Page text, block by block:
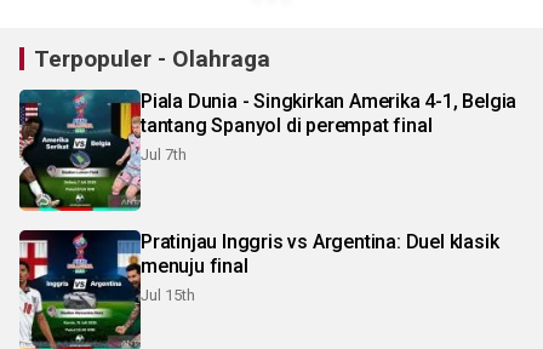
Terpopuler - Olahraga
Piala Dunia - Singkirkan Amerika 4-1, Belgia
tantang Spanyol di perempat final
Jul 7th
Pratinjau Inggris vs Argentina: Duel klasik
menuju final
Jul 15th